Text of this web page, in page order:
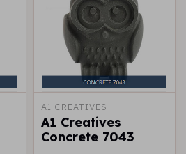
A1 CREATIVES
A1 Creatives
Concrete 7043